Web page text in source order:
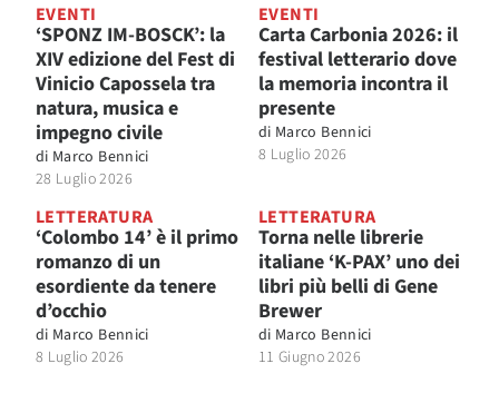
EVENTI
‘SPONZ IM-BOSCK’: la
XIV edizione del Fest di
Vinicio Capossela tra
natura, musica e
impegno civile
di Marco Bennici
28 Luglio 2026
EVENTI
Carta Carbonia 2026: il
festival letterario dove
la memoria incontra il
presente
di Marco Bennici
8 Luglio 2026
LETTERATURA
‘Colombo 14’ è il primo
romanzo di un
esordiente da tenere
d’occhio
di Marco Bennici
8 Luglio 2026
LETTERATURA
Torna nelle librerie
italiane ‘K-PAX’ uno dei
libri più belli di Gene
Brewer
di Marco Bennici
11 Giugno 2026